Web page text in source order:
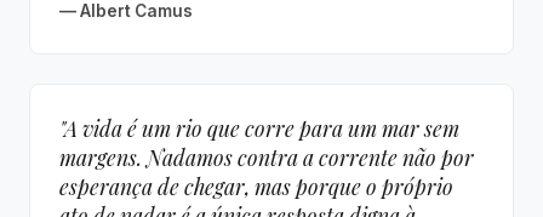
— Albert Camus
"A vida é um rio que corre para um mar sem
margens. Nadamos contra a corrente não por
esperança de chegar, mas porque o próprio